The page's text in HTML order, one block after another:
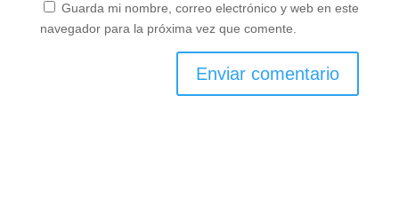
Guarda mi nombre, correo electrónico y web en este
navegador para la próxima vez que comente.